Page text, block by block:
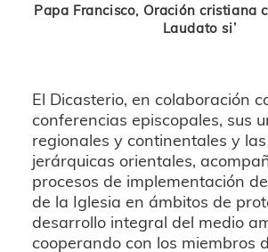
Papa Francisco, Oración cristiana
Laudato si’
El Dicasterio, en colaboración
conferencias episcopales, sus
regionales y continentales y
jerárquicas orientales,
procesos de implementación
de la Iglesia en ámbitos de
desarrollo integral del medio
cooperando con los miembros